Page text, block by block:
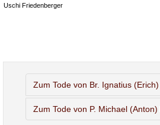
Uschi Friedenberger
Zum Tode von Br. Ignatius
Zum Tode von P. Michael